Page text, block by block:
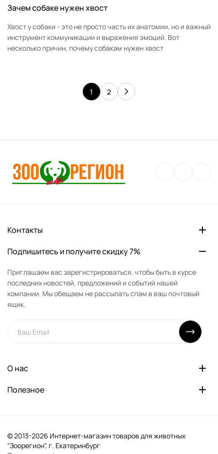
Зачем собаке нужен хвост
Хвост у собаки - это не просто часть их анатомии, но и важный
инструмент коммуникации и выражения эмоций. Вот
несколько причин, почему собакам нужен хвост
1 2
Контакты
Подпишитесь и получите скидку 7%
Приглашаем вас зарегистрироваться, чтобы быть в курсе
последних новостей, предложений и событий нашей
компании. Мы обещаем не рассылать спам в ваш почтовый
ящик.
О нас
Полезное
© 2013-2026 Интернет-магазин товаров для животных
"Зоорегион", г. Екатеринбург